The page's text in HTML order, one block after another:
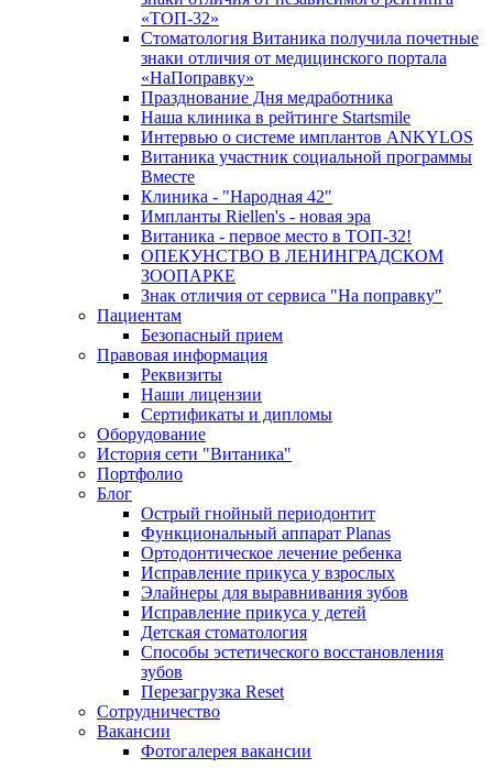
«ТОП-32»
Стоматология Витаника получила почетные
знаки отличия от медицинского портала
«НаПоправку»
Празднование Дня медработника
Наша клиника в рейтинге Startsmile
Интервью о системе имплантов ANKYLOS
Витаника участник социальной программы
Вместе
Клиника - "Народная 42"
Импланты Riellen's - новая эра
Витаника - первое место в ТОП-32!
ОПЕКУНСТВО В ЛЕНИНГРАДСКОМ
ЗООПАРКЕ
Знак отличия от сервиса "На поправку"
Пациентам
Безопасный прием
Правовая информация
Реквизиты
Наши лицензии
Сертификаты и дипломы
Оборудование
История сети "Витаника"
Портфолио
Блог
Острый гнойный периодонтит
Функциональный аппарат Planas
Ортодонтическое лечение ребенка
Исправление прикуса у взрослых
Элайнеры для выравнивания зубов
Исправление прикуса у детей
Детская стоматология
Способы эстетического восстановления
зубов
Перезагрузка Reset
Сотрудничество
Вакансии
Фотогалерея вакансии